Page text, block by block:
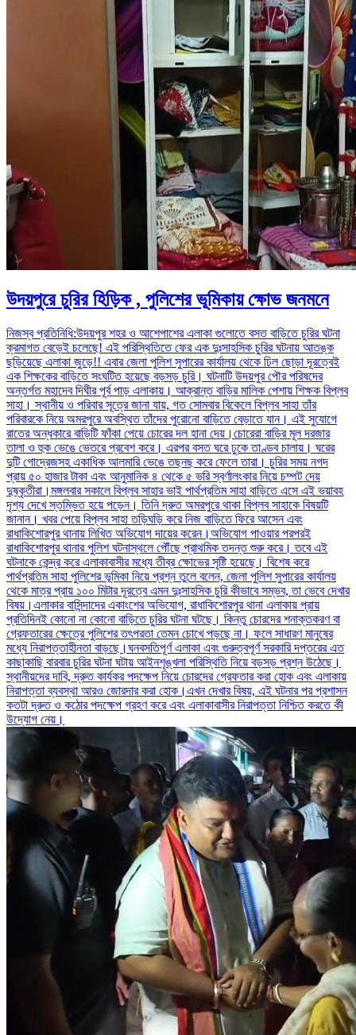
উদয়পুরে চুরির হিড়িক , পুলিশের ভূমিকায় ক্ষোভ জনমনে
নিজস্ব প্রতিনিধি:উদয়পুর শহর ও আশেপাশের এলাকা গুলোতে বসত বাড়িতে চুরির ঘটনা
ক্রমাগত বেড়েই চলেছে! এই পরিস্থিতিতে ফের এক দুঃসাহসিক চুরির ঘটনায় আতঙ্ক
ছড়িয়েছে এলাকা জুড়ে!! এবার জেলা পুলিশ সুপারের কার্যালয় থেকে ঢিল ছোড়া দূরত্বেই
এক শিক্ষকের বাড়িতে সংঘটিত হয়েছে বড়সড় চুরি। ঘটনাটি উদয়পুর পৌর পরিষদের
অন্তর্গত মহাদেব দিঘীর পূর্ব পাড় এলাকায়। আক্রান্ত বাড়ির মালিক পেশায় শিক্ষক বিপ্লব
সাহা। স্থানীয় ও পরিবার সূত্রে জানা যায়, গত সোমবার বিকেলে বিপ্লব সাহা তাঁর
পরিবারকে নিয়ে অমরপুরে অবস্থিত তাঁদের পুরোনো বাড়িতে বেড়াতে যান। এই সুযোগে
রাতের অন্ধকারে বাড়িটি ফাঁকা পেয়ে চোরের দল হানা দেয়।চোরেরা বাড়ির মূল দরজার
তালা ও হুক ভেঙে ভেতরে প্রবেশ করে। এরপর বসত ঘরে ঢুকে তাণ্ডব চালায়। ঘরের
দুটি গোদ্রেজসহ একাধিক আলমারি ভেঙে তছনছ করে ফেলে তারা। চুরির সময় নগদ
প্রায় ৫০ হাজার টাকা এবং আনুমানিক ৪ থেকে ৫ ভরি স্বর্ণালংকার নিয়ে চম্পট দেয়
দুষ্কৃতীরা।মঙ্গলবার সকালে বিপ্লব সাহার ভাই পার্থপ্রতিম সাহা বাড়িতে এসে এই ভয়াবহ
দৃশ্য দেখে স্তম্ভিত হয়ে পড়েন। তিনি দ্রুত অমরপুরে থাকা বিপ্লব সাহাকে বিষয়টি
জানান। খবর পেয়ে বিপ্লব সাহা তড়িঘড়ি করে নিজ বাড়িতে ফিরে আসেন এবং
রাধাকিশোরপুর থানায় লিখিত অভিযোগ দায়ের করেন।অভিযোগ পাওয়ার পরপরই
রাধাকিশোরপুর থানার পুলিশ ঘটনাস্থলে পৌঁছে প্রাথমিক তদন্ত শুরু করে। তবে এই
ঘটনাকে কেন্দ্র করে এলাকাবাসীর মধ্যে তীব্র ক্ষোভের সৃষ্টি হয়েছে। বিশেষ করে
পার্থপ্রতিম সাহা পুলিশের ভূমিকা নিয়ে প্রশ্ন তুলে বলেন, জেলা পুলিশ সুপারের কার্যালয়
থেকে মাত্র প্রায় ১০০ মিটার দূরত্বে এমন দুঃসাহসিক চুরি কীভাবে সম্ভব, তা ভেবে দেখার
বিষয়।এলাকার বাসিন্দাদের একাংশের অভিযোগ, রাধাকিশোরপুর থানা এলাকায় প্রায়
প্রতিদিনই কোনো না কোনো বাড়িতে চুরির ঘটনা ঘটছে। কিন্তু চোরদের শনাক্তকরণ বা
গ্রেফতারের ক্ষেত্রে পুলিশের তৎপরতা তেমন চোখে পড়ছে না। ফলে সাধারণ মানুষের
মধ্যে নিরাপত্তাহীনতা বাড়ছে।ঘনবসতিপূর্ণ এলাকা এবং গুরুত্বপূর্ণ সরকারি দপ্তরের এত
কাছাকাছি বারবার চুরির ঘটনা ঘটায় আইনশৃঙ্খলা পরিস্থিতি নিয়ে বড়সড় প্রশ্ন উঠেছে।
স্থানীয়দের দাবি, দ্রুত কার্যকর পদক্ষেপ নিয়ে চোরদের গ্রেফতার করা হোক এবং এলাকায়
নিরাপত্তা ব্যবস্থা আরও জোরদার করা হোক।এখন দেখার বিষয়, এই ঘটনার পর প্রশাসন
কতটা দ্রুত ও কঠোর পদক্ষেপ গ্রহণ করে এবং এলাকাবাসীর নিরাপত্তা নিশ্চিত করতে কী
উদ্যোগ নেয়।